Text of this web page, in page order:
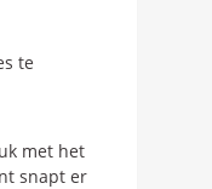
te
met het
snapt er